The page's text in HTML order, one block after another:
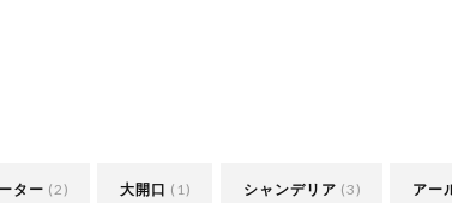
ター (2) 大開口 (1) シャンデリア (3) アー